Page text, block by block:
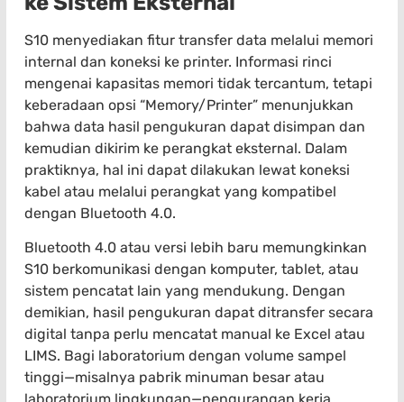
S10 menyediakan fitur transfer data melalui memori
internal dan koneksi ke printer. Informasi rinci
mengenai kapasitas memori tidak tercantum, tetapi
keberadaan opsi “Memory/Printer” menunjukkan
bahwa data hasil pengukuran dapat disimpan dan
kemudian dikirim ke perangkat eksternal. Dalam
praktiknya, hal ini dapat dilakukan lewat koneksi
kabel atau melalui perangkat yang kompatibel
dengan Bluetooth 4.0.
Bluetooth 4.0 atau versi lebih baru memungkinkan
S10 berkomunikasi dengan komputer, tablet, atau
sistem pencatat lain yang mendukung. Dengan
demikian, hasil pengukuran dapat ditransfer secara
digital tanpa perlu mencatat manual ke Excel atau
LIMS. Bagi laboratorium dengan volume sampel
tinggi—misalnya pabrik minuman besar atau